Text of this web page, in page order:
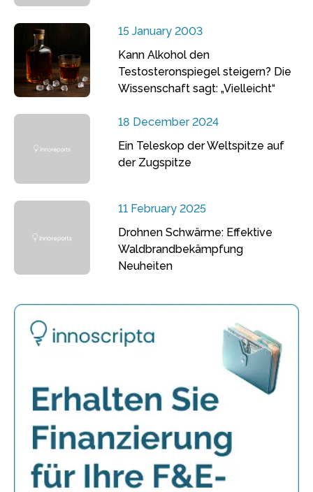
15 January 2003
Kann Alkohol den
Testosteronspiegel steigern? Die
Wissenschaft sagt: „Vielleicht“
18 December 2024
Ein Teleskop der Weltspitze auf
der Zugspitze
11 February 2025
Drohnen Schwärme: Effektive
Waldbrandbekämpfung
Neuheiten